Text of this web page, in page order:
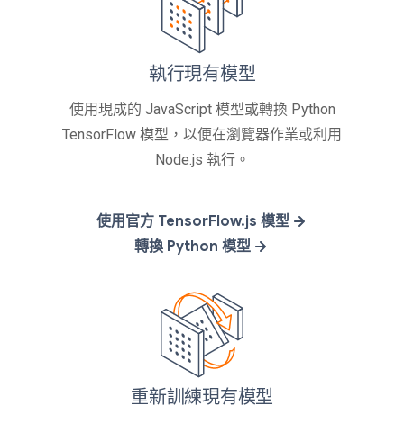
執行現有模型
使用現成的 JavaScript 模型或轉換 Python
TensorFlow 模型，以便在瀏覽器作業或利用
Node.js 執行。
使用官方 TensorFlow.js 模型
轉換 Python 模型
重新訓練現有模型